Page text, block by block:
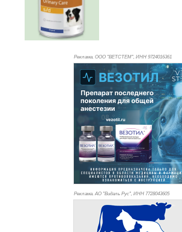
Реклама. ООО "ВЕТСТЕМ", ИНН 9724016361
Реклама. АО "Видаль Рус", ИНН 7728043605